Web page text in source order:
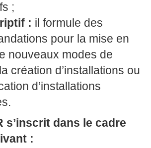
;
: il formule des
pour la mise en
nouveaux modes de
création d’installations ou
d’installations
s’inscrit dans le cadre
: